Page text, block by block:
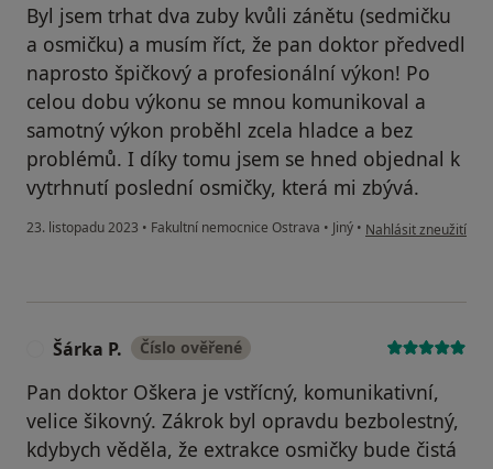
Byl jsem trhat dva zuby kvůli zánětu (sedmičku
a osmičku) a musím říct, že pan doktor předvedl
naprosto špičkový a profesionální výkon! Po
celou dobu výkonu se mnou komunikoval a
samotný výkon proběhl zcela hladce a bez
problémů. I díky tomu jsem se hned objednal k
vytrhnutí poslední osmičky, která mi zbývá.
23. listopadu 2023 • Fakultní nemocnice Ostrava • Jiný • podle názoru
Nahlásit zneužití
Šárka P. Číslo ověřené
Pan doktor Oškera je vstřícný, komunikativní,
velice šikovný. Zákrok byl opravdu bezbolestný,
kdybych věděla, že extrakce osmičky bude čistá